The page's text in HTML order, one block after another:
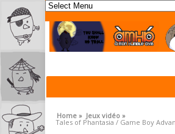
Home » Jeux vidéo »
Tales of Phantasia / Game Boy